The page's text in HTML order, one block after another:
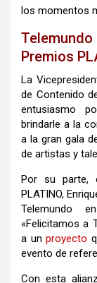
los momentos
Premios
La
de Contenido
entusiasmo
brindarle a la
a la gran gala
de artistas y
Por su parte,
PLATINO,
Telemundo
«Felicitamos a
a unproyecto
evento de
Con esta